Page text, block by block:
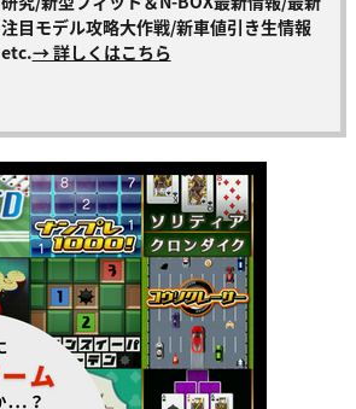
注目モデル攻略大作戦/新車値引き生情報
etc.→ 詳しくはこちら